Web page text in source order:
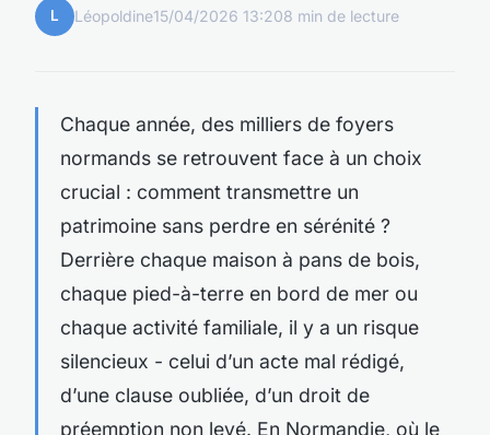
L Léopoldine15/04/2026 13:208 min de lecture
Chaque année, des milliers de foyers
normands se retrouvent face à un choix
crucial : comment transmettre un
patrimoine sans perdre en sérénité ?
Derrière chaque maison à pans de bois,
chaque pied-à-terre en bord de mer ou
chaque activité familiale, il y a un risque
silencieux - celui d’un acte mal rédigé,
d’une clause oubliée, d’un droit de
préemption non levé. En Normandie, où le